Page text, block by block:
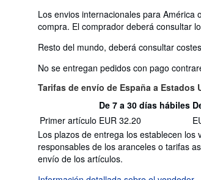
Los envios internacionales para
compra. El comprador deberá consultar
Resto del mundo, deberá consultar
No se entregan pedidos con pago
Tarifas de envío de España a Estados
Tarifas
de
envío
de
España
a
Cantidad
del
pedido
De 7 a 30 días hábiles
Primer artículo EUR 32.20
Los plazos de entrega los establecen
responsables de los aranceles o tarifas
envío de los artículos.